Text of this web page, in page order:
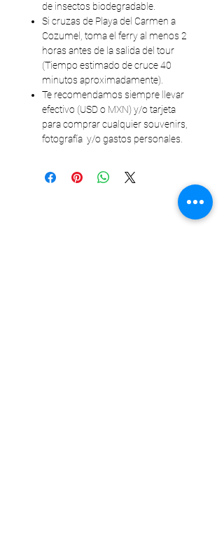
de insectos biodegradable.
Si cruzas de Playa del Carmen a
Cozumel, toma el ferry al menos 2
horas antes de la salida del tour
(Tiempo estimado de cruce 40
minutos aproximadamente).
Te recomendamos siempre llevar
efectivo (USD o MXN) y/o tarjeta
para comprar cualquier souvenirs,
fotografía y/o gastos personales.